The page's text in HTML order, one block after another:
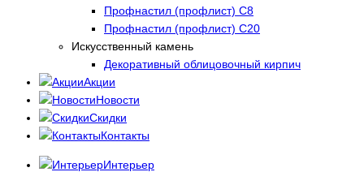
Профнастил (профлист) С8
Профнастил (профлист) С20
Искусственный камень
Декоративный облицовочный кирпич
Акции
Новости
Скидки
Контакты
Интерьер